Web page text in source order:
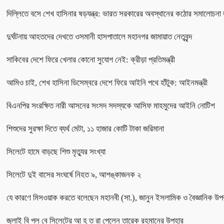
দিল্লিতে বসে শেখ হাসিনার ষড়যন্ত্র: ভারত সরকারের অবস্থানের কঠোর সমালোচনা
দুর্ঘটনায় আহতদের দেখতে ওসমানী হাসপাতালে মহানগর জামায়াত নেতৃবৃন্দ
সাকিবের দেশে ফিরে খেলার কোনো সুযোগ নেই: ক্রীড়া প্রতিমন্ত্রী
আমিও চাই, শেখ হাসিনা ডিসেম্বরে দেশে ফিরে আইনি পথে হাঁটুক: আইনমন্ত্রী
বিএনপির সংরক্ষিত নারী আসনের সংসদ সদস্যকে আসিফ মাহমুদের আইনি নোটিশ
শিশুদের সুরক্ষা দিতে ব্যর্থ মেটা, ১১ হাজার কোটি টাকা জরিমানা
সিলেটে হামে বাড়ছে শিশু মৃত্যুর সংখ্যা
সিলেটে দুই বাসের সংঘর্ষে নিহত ৯, আশঙ্কাজনক ২
যে কারণে মিসওয়াক করতে বলেছেন মহানবী (সা.), জানুন ইসলামিক ও বৈজ্ঞানিক
জুলাই বি প্ল বে সিলেটের আ হ ত রা পেলেন তারেক রহমানের উপহার